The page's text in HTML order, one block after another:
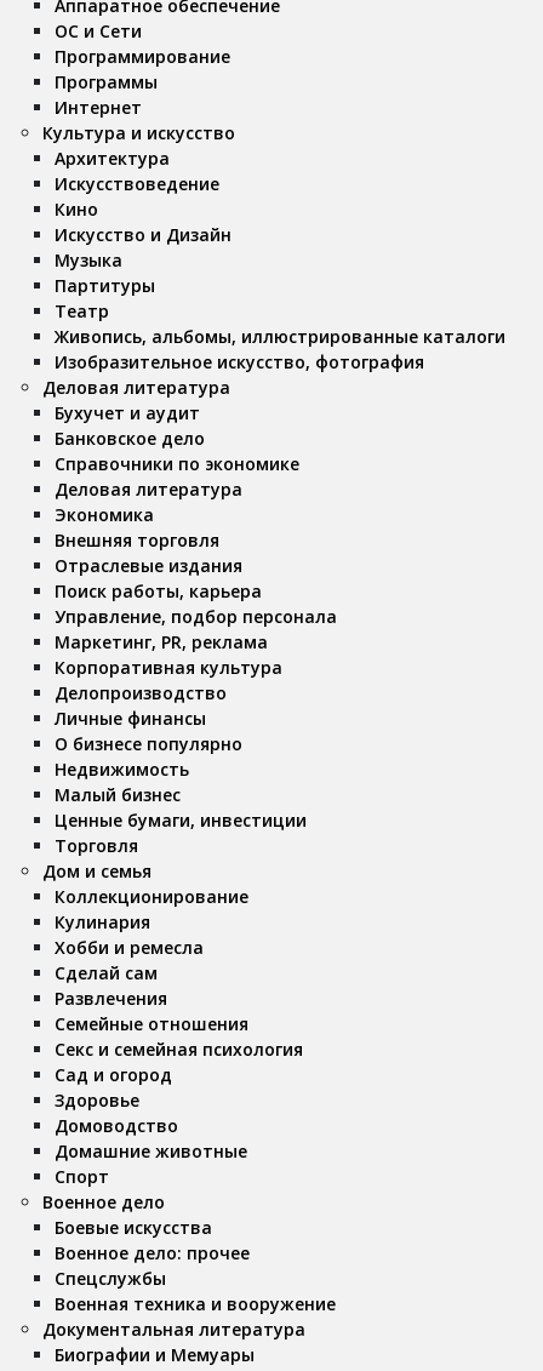
Аппаратное обеспечение
ОС и Сети
Программирование
Программы
Интернет
Культура и искусство
Архитектура
Искусствоведение
Кино
Искусство и Дизайн
Музыка
Партитуры
Театр
Живопись, альбомы, иллюстрированные каталоги
Изобразительное искусство, фотография
Деловая литература
Бухучет и аудит
Банковское дело
Справочники по экономике
Деловая литература
Экономика
Внешняя торговля
Отраслевые издания
Поиск работы, карьера
Управление, подбор персонала
Маркетинг, PR, реклама
Корпоративная культура
Делопроизводство
Личные финансы
О бизнесе популярно
Недвижимость
Малый бизнес
Ценные бумаги, инвестиции
Торговля
Дом и семья
Коллекционирование
Кулинария
Хобби и ремесла
Сделай сам
Развлечения
Семейные отношения
Секс и семейная психология
Сад и огород
Здоровье
Домоводство
Домашние животные
Спорт
Военное дело
Боевые искусства
Военное дело: прочее
Спецслужбы
Военная техника и вооружение
Документальная литература
Биографии и Мемуары